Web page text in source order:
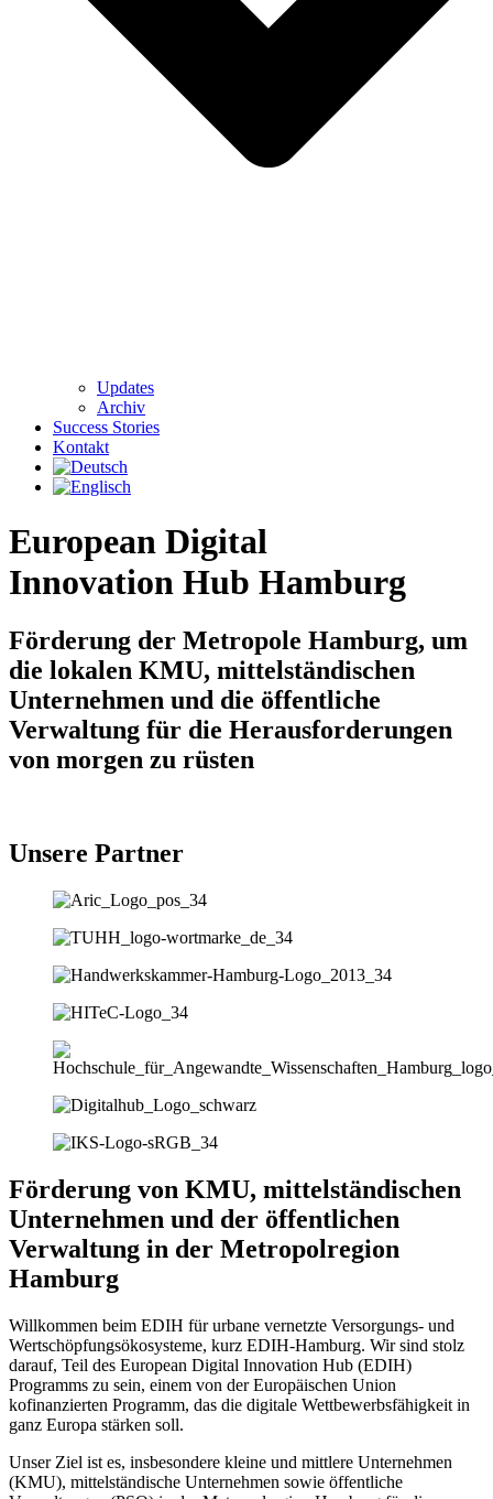
Updates
Archiv
Success Stories
Kontakt
European Digital
Innovation Hub Hamburg
Förderung der Metropole Hamburg, um
die lokalen KMU, mittelständischen
Unternehmen und die öffentliche
Verwaltung für die Herausforderungen
von morgen zu rüsten
Unsere Partner
Förderung von KMU, mittelständischen
Unternehmen und der öffentlichen
Verwaltung in der Metropolregion
Hamburg
Willkommen beim EDIH für urbane vernetzte Versorgungs- und
Wertschöpfungsökosysteme, kurz EDIH-Hamburg. Wir sind stolz
darauf, Teil des European Digital Innovation Hub (EDIH)
Programms zu sein, einem von der Europäischen Union
kofinanzierten Programm, das die digitale Wettbewerbsfähigkeit in
ganz Europa stärken soll.
Unser Ziel ist es, insbesondere kleine und mittlere Unternehmen
(KMU), mittelständische Unternehmen sowie öffentliche